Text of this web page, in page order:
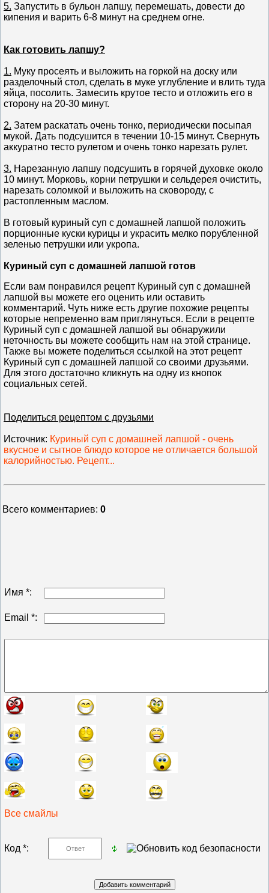
5. Запустить в бульон лапшу, перемешать, довести до
кипения и варить 6-8 минут на среднем огне.
Как готовить лапшу?
1. Муку просеять и выложить на горкой на доску или
разделочный стол, сделать в муке углубление и влить туда
яйца, посолить. Замесить крутое тесто и отложить его в
сторону на 20-30 минут.
2. Затем раскатать очень тонко, периодически посыпая
мукой. Дать подсушится в течении 10-15 минут. Свернуть
аккуратно тесто рулетом и очень тонко нарезать рулет.
3. Нарезанную лапшу подсушить в горячей духовке около
10 минут. Морковь, корни петрушки и сельдерея очистить,
нарезать соломкой и выложить на сковороду, с
растопленным маслом.
В готовый куриный суп с домашней лапшой положить
порционные куски курицы и украсить мелко порубленной
зеленью петрушки или укропа.
Куриный суп с домашней лапшой готов
Если вам понравился рецепт Куриный суп с домашней
лапшой вы можете его оценить или оставить
комментарий. Чуть ниже есть другие похожие рецепты
которые непременно вам приглянуться. Если в рецепте
Куриный суп с домашней лапшой вы обнаружили
неточность вы можете сообщить нам на этой странице.
Также вы можете поделиться ссылкой на этот рецепт
Куриный суп с домашней лапшой со своими друзьями.
Для этого достаточно кликнуть на одну из кнопок
социальных сетей.
Поделиться рецептом с друзьями
Источник: Куриный суп с домашней лапшой - очень
вкусное и сытное блюдо которое не отличается большой
калорийностью. Рецепт...
Всего комментариев: 0
Имя *:
Email *:
Все смайлы
Код *: